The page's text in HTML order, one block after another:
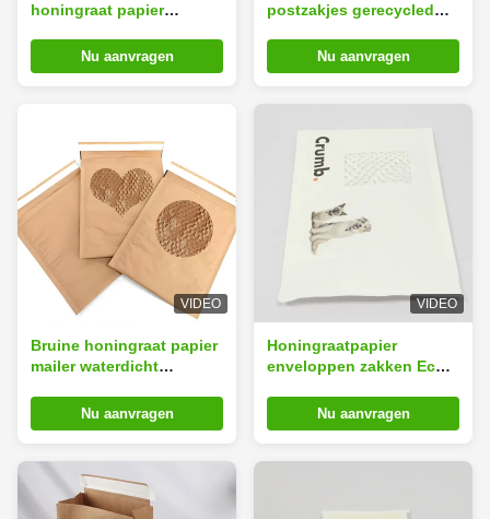
honingraat papier
Blauw / groen / wit
Nu aanvragen
postzakjes gerecycled
& handgrepen
Nu aanvragen
VIDEO
Bruine honingraat papier
mailer waterdicht
papier postzakken
Nu aanvragen
VIDEO
Honingraatpapier
enveloppen zakken Eco-
natuurlijke bruine papier
postzakken
Nu aanvragen